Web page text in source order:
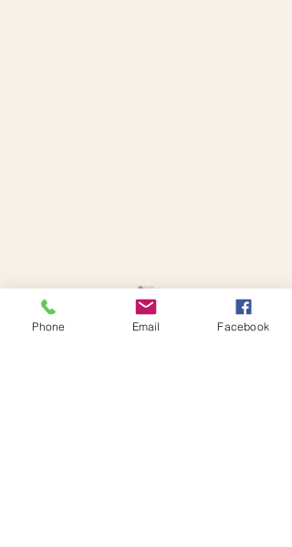
Phone Email Facebook